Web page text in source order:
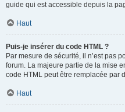
guide qui est accessible depuis la
Haut
Puis-je insérer du code HTML ?
Par mesure de sécurité, il n’est pas
forum. La majeure partie de la mise
code HTML peut être remplacée par
Haut